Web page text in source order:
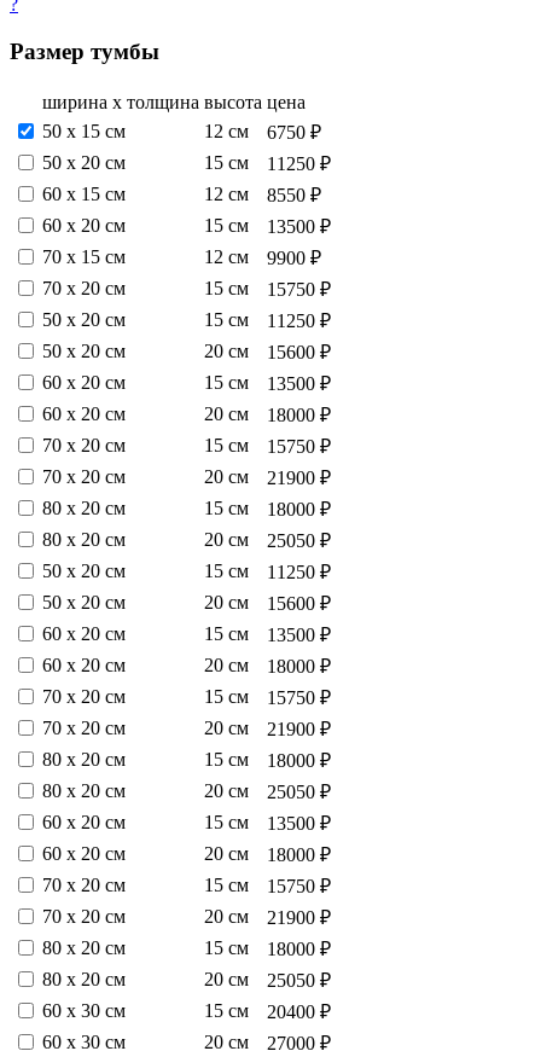
?
Размер тумбы
ширина х толщина высота цена
50 х 15 см
12 см
6750 ₽
50 х 20 см
15 см
11250 ₽
60 х 15 см
12 см
8550 ₽
60 х 20 см
15 см
13500 ₽
70 х 15 см
12 см
9900 ₽
70 х 20 см
15 см
15750 ₽
50 х 20 см
15 см
11250 ₽
50 х 20 см
20 см
15600 ₽
60 х 20 см
15 см
13500 ₽
60 х 20 см
20 см
18000 ₽
70 х 20 см
15 см
15750 ₽
70 х 20 см
20 см
21900 ₽
80 х 20 см
15 см
18000 ₽
80 х 20 см
20 см
25050 ₽
50 х 20 см
15 см
11250 ₽
50 х 20 см
20 см
15600 ₽
60 х 20 см
15 см
13500 ₽
60 х 20 см
20 см
18000 ₽
70 х 20 см
15 см
15750 ₽
70 х 20 см
20 см
21900 ₽
80 х 20 см
15 см
18000 ₽
80 х 20 см
20 см
25050 ₽
60 х 20 см
15 см
13500 ₽
60 х 20 см
20 см
18000 ₽
70 х 20 см
15 см
15750 ₽
70 х 20 см
20 см
21900 ₽
80 х 20 см
15 см
18000 ₽
80 х 20 см
20 см
25050 ₽
60 х 30 см
15 см
20400 ₽
60 х 30 см
20 см
27000 ₽